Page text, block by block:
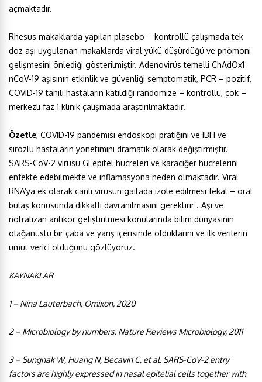
açmaktadır.
Rhesus makaklarda yapılan plasebo – kontrollü çalışmada tek
doz aşı uygulanan makaklarda viral yükü düşürdüğü ve pnömoni
gelişmesini önlediği gösterilmiştir. Adenovirüs temelli ChAdOx1
nCoV-19 aşısının etkinlik ve güvenliği semptomatik, PCR – pozitif,
COVID-19 tanılı hastaların katıldığı randomize – kontrollü, çok –
merkezli faz 1 klinik çalışmada araştırılmaktadır.
Özetle, COVID-19 pandemisi endoskopi pratiğini ve IBH ve
sirozlu hastaların yönetimini dramatik olarak değiştirmiştir.
SARS-CoV-2 virüsü GI epitel hücreleri ve karaciğer hücrelerini
enfekte edebilmekte ve inflamasyona neden olmaktadır. Viral
RNA’ya ek olarak canlı virüsün gaitada izole edilmesi fekal – oral
bulaş konusunda dikkatli davranılmasını gerektirir . Aşı ve
nötralizan antikor geliştirilmesi konularında bilim dünyasının
olağanüstü bir çaba ve yarış içerisinde olduklarını ve ilk verilerin
umut verici olduğunu gözlüyoruz.
KAYNAKLAR
1 – Nina Lauterbach, Omixon, 2020
2 – Microbiology by numbers. Nature Reviews Microbiology, 2011
3 – Sungnak W, Huang N, Becavin C, et al. SARS-CoV-2 entry
factors are highly expressed in nasal epitelial cells together with